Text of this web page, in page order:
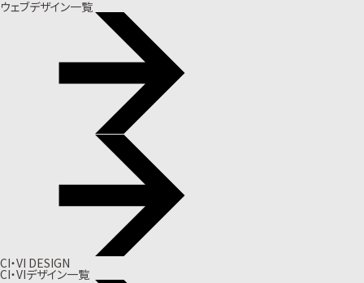
ウェブデザイン一覧
CI・VI DESIGN
CI・VIデザイン一覧